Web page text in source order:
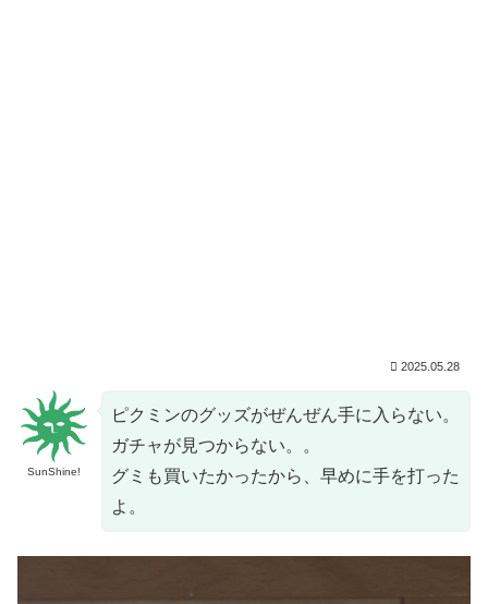
2025.05.28
SunShine!
ピクミンのグッズがぜんぜん手に入らない。
ガチャが見つからない。。
グミも買いたかったから、早めに手を打った
よ。